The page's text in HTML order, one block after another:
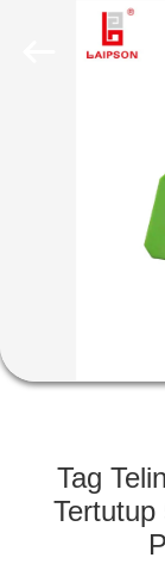
TUR
KUALITAS
Tag